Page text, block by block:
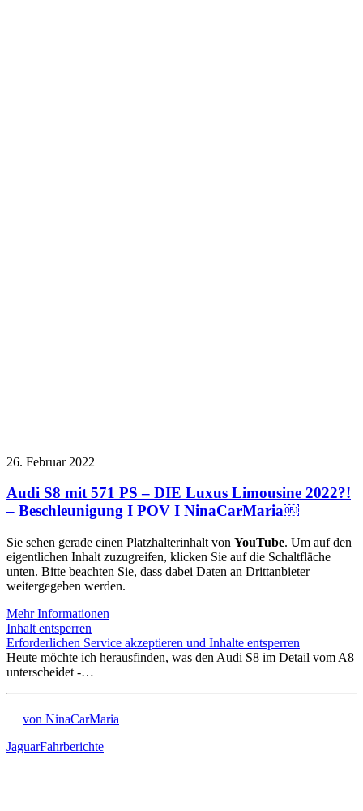
26. Februar 2022
Audi S8 mit 571 PS – DIE Luxus Limousine 2022?!
– Beschleunigung I POV I NinaCarMaria￼
Sie sehen gerade einen Platzhalterinhalt von YouTube. Um auf den
eigentlichen Inhalt zuzugreifen, klicken Sie auf die Schaltfläche
unten. Bitte beachten Sie, dass dabei Daten an Drittanbieter
weitergegeben werden.
Mehr Informationen
Inhalt entsperren
Erforderlichen Service akzeptieren und Inhalte entsperren
Heute möchte ich herausfinden, was den Audi S8 im Detail vom A8
unterscheidet -…
von NinaCarMaria
JaguarFahrberichte